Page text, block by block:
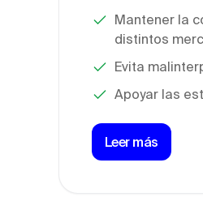
Mantener la
distintos
Evita
Apoyar las
Leer más